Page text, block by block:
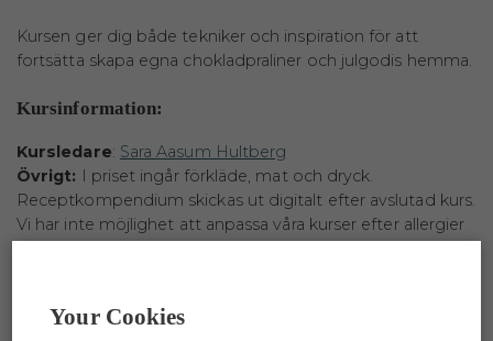
Kursen ger dig både tekniker och inspiration för att
fortsätta skapa egna chokladpraliner och julgodis hemma.
Kursinformation:
Kursledare: Sara Aasum Hultberg
Övrigt: I priset ingår förkläde, mat och dryck.
Receptkompendium skickas ut digitalt efter avslutad kurs.
Vi har inte möjlighet att anpassa våra kurser efter allergier
Praliner - julgodis
Your Cookies